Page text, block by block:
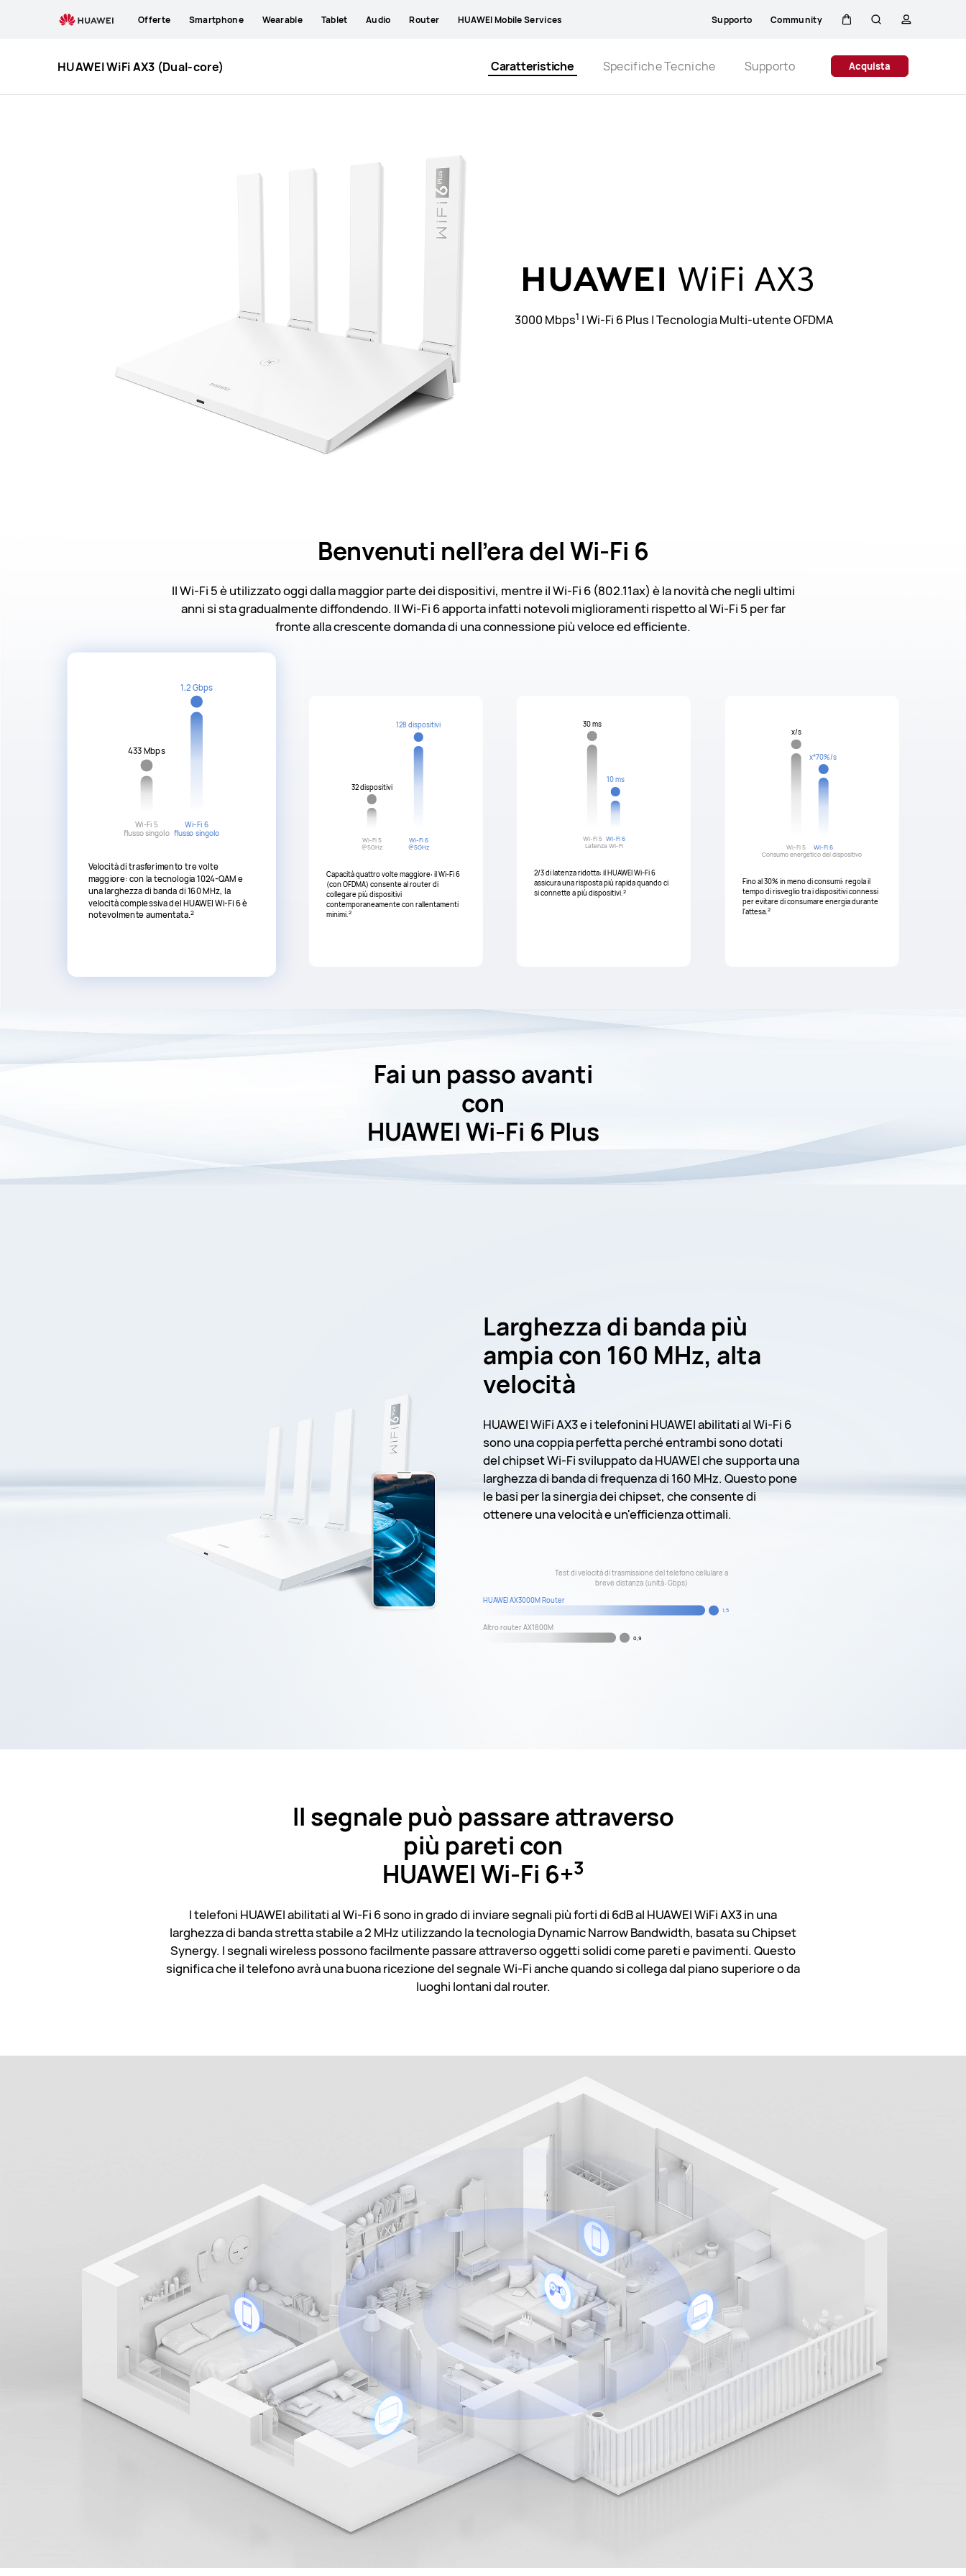
Offerte Smartphone Wearable Tablet Audio Router HUAWEI Mobile Services Supporto Community
HUAWEI WiFi AX3 (Dual-core)
Caratteristiche Specifiche Tecniche Supporto Acquista
3000 Mbps1 | Wi-Fi 6 Plus | Tecnologia Multi-utente OFDMA
Benvenuti nell'era del Wi-Fi 6
Il Wi-Fi 5 è utilizzato oggi dalla maggior parte dei dispositivi, mentre il Wi-Fi 6 (802.11ax) è la novità che negli ultimi
anni si sta gradualmente diffondendo. Il Wi-Fi 6 apporta infatti notevoli miglioramenti rispetto al Wi-Fi 5 per far
fronte alla crescente domanda di una connessione più veloce ed efficiente.
433 Mbps
Wi-Fi 5
flusso singolo
1,2 Gbps
Wi-Fi 6
flusso singolo
Velocità di trasferimento tre volte
maggiore: con la tecnologia 1024-QAM e
una larghezza di banda di 160 MHz, la
velocità complessiva del HUAWEI Wi-Fi 6 è
notevolmente aumentata.2
32 dispositivi
Wi-Fi 5
@5GHz
128 dispositivi
Wi-Fi 6
@5GHz
Capacità quattro volte maggiore: il Wi-Fi 6
(con OFDMA) consente al router di
collegare più dispositivi
contemporaneamente con rallentamenti
minimi.2
30 ms
Wi-Fi 5
10 ms
Wi-Fi 6
Latenza Wi-Fi
2/3 di latenza ridotta: il HUAWEI Wi-Fi 6
assicura una risposta più rapida quando ci
si connette a più dispositivi.2
x/s
Wi-Fi 5
x*70%/s
Wi-Fi 6
Consumo energetico del dispositivo
Fino al 30% in meno di consumi: regola il
tempo di risveglio tra i dispositivi connessi
per evitare di consumare energia durante
l'attesa.2
Fai un passo avanti
con
HUAWEI Wi-Fi 6 Plus
Larghezza di banda più
ampia con 160 MHz, alta
velocità
HUAWEI WiFi AX3 e i telefonini HUAWEI abilitati al Wi-Fi 6
sono una coppia perfetta perché entrambi sono dotati
del chipset Wi-Fi sviluppato da HUAWEI che supporta una
larghezza di banda di frequenza di 160 MHz. Questo pone
le basi per la sinergia dei chipset, che consente di
ottenere una velocità e un'efficienza ottimali.
Test di velocità di trasmissione del telefono cellulare a
breve distanza (unità: Gbps)
HUAWEI AX3000M Router
1,5
Altro router AX1800M
0,9
Il segnale può passare attraverso
più pareti con
HUAWEI Wi-Fi 6+3
I telefoni HUAWEI abilitati al Wi-Fi 6 sono in grado di inviare segnali più forti di 6dB al HUAWEI WiFi AX3 in una
larghezza di banda stretta stabile a 2 MHz utilizzando la tecnologia Dynamic Narrow Bandwidth, basata su Chipset
Synergy. I segnali wireless possono facilmente passare attraverso oggetti solidi come pareti e pavimenti. Questo
significa che il telefono avrà una buona ricezione del segnale Wi-Fi anche quando si collega dal piano superiore o da
luoghi lontani dal router.